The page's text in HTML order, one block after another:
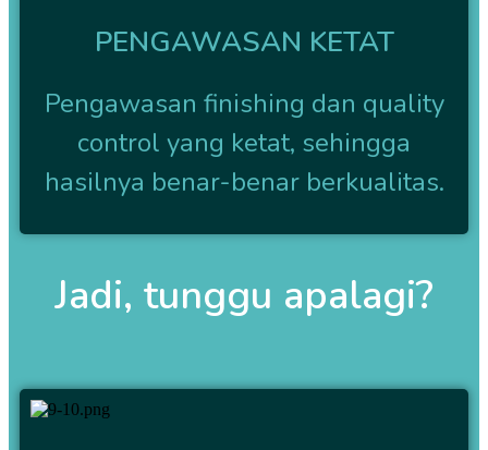
PENGAWASAN KETAT
Pengawasan finishing dan quality
control yang ketat, sehingga
hasilnya benar-benar berkualitas.
Jadi, tunggu apalagi?